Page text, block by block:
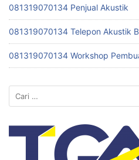
081319070134 Penjual Akustik
081319070134 Telepon Akustik
081319070134 Workshop
Cari
untuk: